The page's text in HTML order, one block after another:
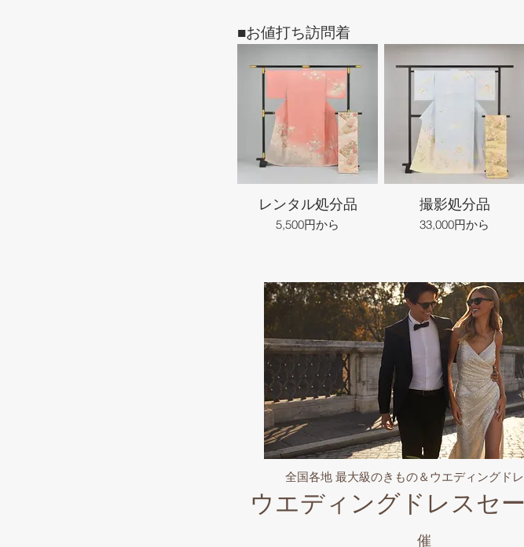
■お値打ち訪問着
レンタル処分品
5,500円から
撮影処分品
33,000円から
全国各地 最大級のきもの＆ウエディングド
ウエディングドレスセ
催